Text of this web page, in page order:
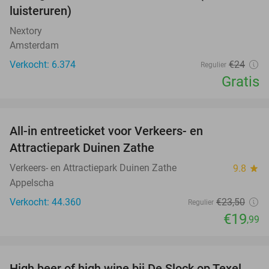
luisteruren)
Nextory
Amsterdam
Verkocht: 6.374
Regulier €24
Gratis
All-in entreeticket voor Verkeers- en
Attractiepark Duinen Zathe
Verkeers- en Attractiepark Duinen Zathe 9.8 star
Appelscha
Verkocht: 44.360
Regulier €23,50
€19,99